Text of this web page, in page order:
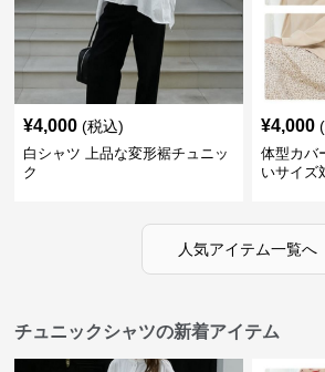
¥4,000 (税込)
白シャツ 上品な変形裾チュニッ
ク
¥4,000
体型カバ
いサイズ
人気アイテム一覧へ
チュニックシャツの新着アイテム